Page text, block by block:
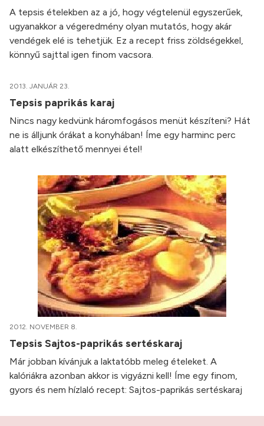
A tepsis ételekben az a jó, hogy végtelenül egyszerűek,
ugyanakkor a végeredmény olyan mutatós, hogy akár
vendégek elé is tehetjük. Ez a recept friss zöldségekkel,
könnyű sajttal igen finom vacsora.
2013. JANUÁR 23.
Tepsis paprikás karaj
Nincs nagy kedvünk háromfogásos menüt készíteni? Hát
ne is álljunk órákat a konyhában! Íme egy harminc perc
alatt elkészíthető mennyei étel!
2012. NOVEMBER 8.
Tepsis Sajtos-paprikás sertéskaraj
Már jobban kívánjuk a laktatóbb meleg ételeket. A
kalóriákra azonban akkor is vigyázni kell! Íme egy finom,
gyors és nem hízlaló recept: Sajtos-paprikás sertéskaraj